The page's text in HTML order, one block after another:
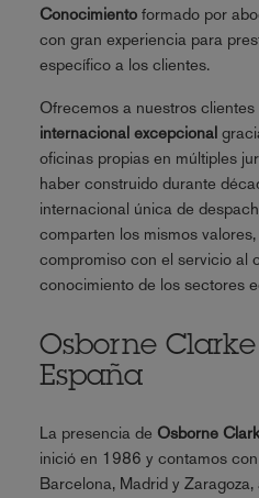
Conocimientoformado por
con gran experiencia para
específico a los clientes.
Ofrecemos a nuestros clientes
internacional excepcional
oficinas propias en múltiples
haber construido durante
internacional única de
comparten los mismos
compromiso con el servicio al
conocimiento de los sectores
Osborne
España
La presencia de Osborne
inició en 1986 y contamos
Barcelona, Madrid y